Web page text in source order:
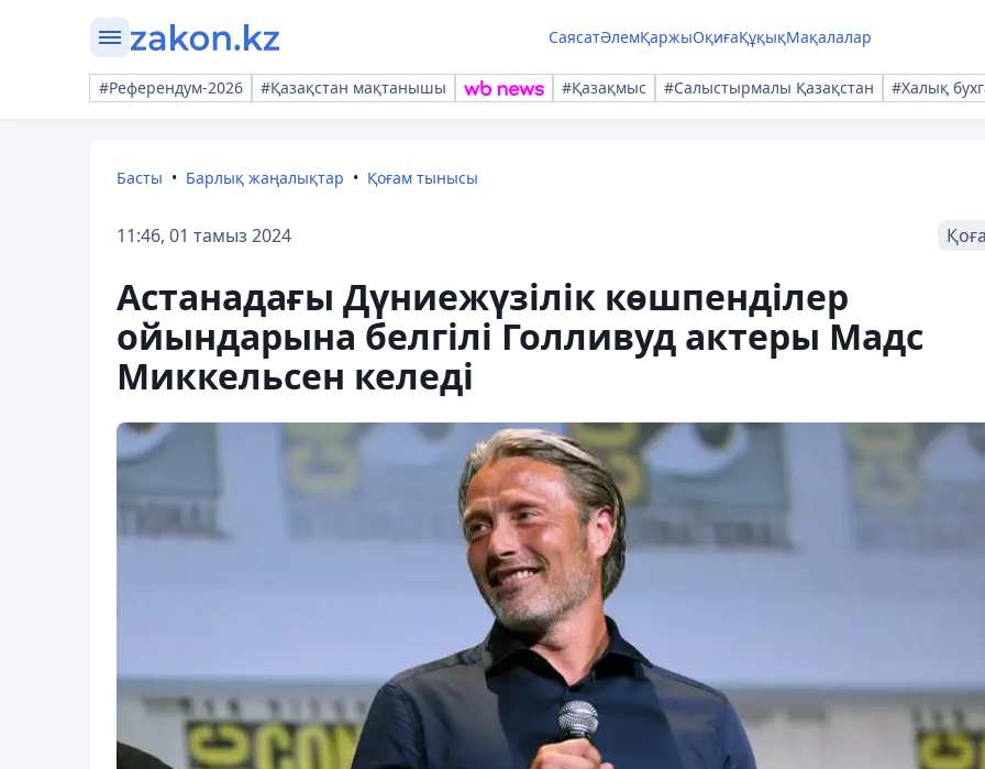
СаясатӘлемҚаржыОқиғаҚұқықМақалалар
#Референдум-2026 #Қазақстан мақтанышы #Қазақмыс #Салыстырмалы Қазақстан #Халық
Басты Барлық жаңалықтар Қоғам тынысы
11:46, 01 тамыз 2024
Астанадағы Дүниежүзілік көшпенділер
ойындарына белгілі Голливуд актеры Мадс
Миккельсен келеді